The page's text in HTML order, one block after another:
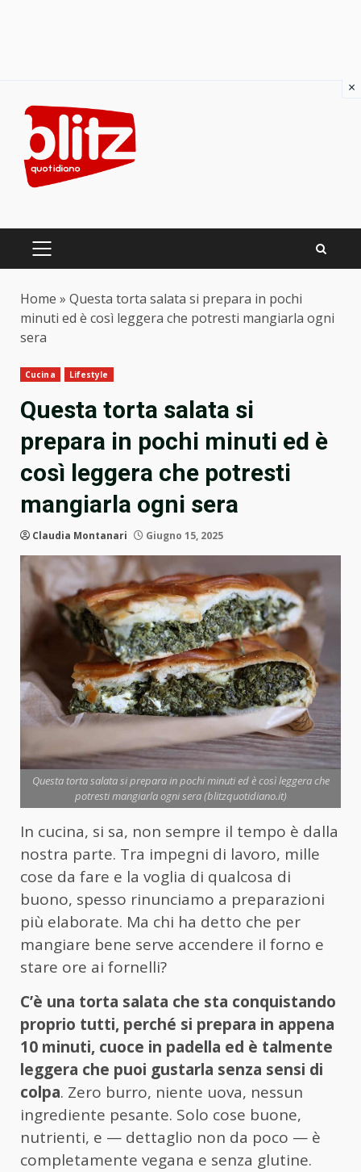
content
PRIMARY
Home » Questa torta salata si prepara in pochi
minuti ed è così leggera che potresti mangiarla ogni
sera
Cucina Lifestyle
Questa torta salata si
prepara in pochi minuti ed è
così leggera che potresti
mangiarla ogni sera
Claudia Montanari Giugno 15, 2025
Questa torta salata si prepara in pochi minuti ed è così leggera che
potresti mangiarla ogni sera (blitzquotidiano.it)
In cucina, si sa, non sempre il tempo è dalla
nostra parte. Tra impegni di lavoro, mille
cose da fare e la voglia di qualcosa di
buono, spesso rinunciamo a preparazioni
più elaborate. Ma chi ha detto che per
mangiare bene serve accendere il forno e
stare ore ai fornelli?
C’è una torta salata che sta conquistando
proprio tutti, perché si prepara in appena
10 minuti, cuoce in padella ed è talmente
leggera che puoi gustarla senza sensi di
colpa. Zero burro, niente uova, nessun
ingrediente pesante. Solo cose buone,
nutrienti, e — dettaglio non da poco — è
completamente vegana e senza glutine.
×